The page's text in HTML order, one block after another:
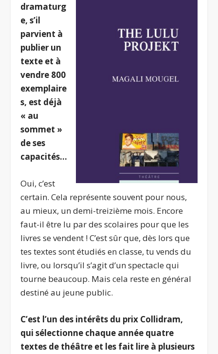
dramaturg
e, s’il
parvient à
publier un
texte et à
vendre 800
exemplaire
s, est déjà
« au
sommet »
de ses
capacités…
Oui, c’est
certain. Cela représente souvent pour nous,
au mieux, un demi-treizième mois. Encore
faut-il être lu par des scolaires pour que les
livres se vendent ! C’est sûr que, dès lors que
tes textes sont étudiés en classe, tu vends du
livre, ou lorsqu’il s’agit d’un spectacle qui
tourne beaucoup. Mais cela reste en général
destiné au jeune public.
C’est l’un des intérêts du prix Collidram,
qui sélectionne chaque année quatre
textes de théâtre et les fait lire à plusieurs